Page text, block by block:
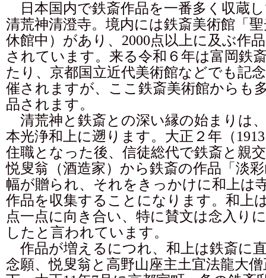
日本国内で鉄斎作品を一番多く収蔵
清荒神清澄寺。境内には鉄斎美術館「
休館中）があり、2000点以上に及ぶ作
されています。来る令和６年は富岡鉄
たり、京都国立近代美術館などでも記
催されますが、ここ鉄斎美術館からも
品されます。
清荒神と鉄斎との深い縁の始まりは
本光浄和上に遡ります。大正２年（
住職となった後、信徒総代で鉄斎と親
悦叟翁（酒造家）から鉄斎の作品「淡
幅が贈られ、それをきっかけに和上は
作品を収集することになります。和上
点一点に向き合い、特に賛文は念入り
したと言われています。
作品が増えるにつれ、和上は鉄斎に
念願、悦叟翁と高野山座主土宜法龍大